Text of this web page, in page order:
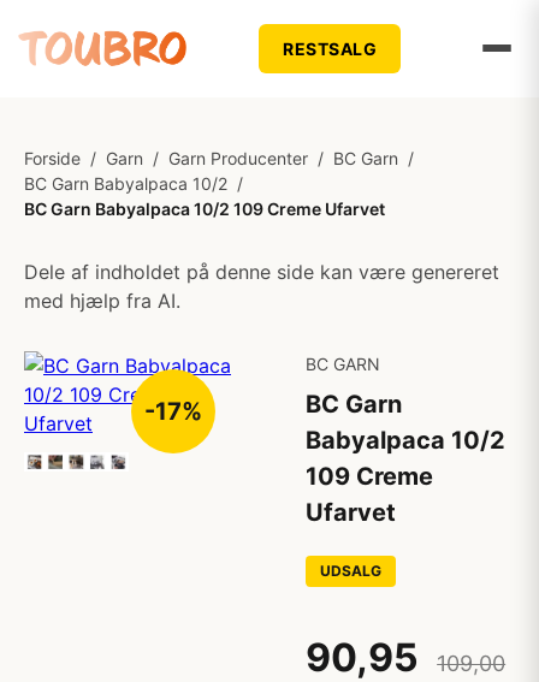
RESTSALG
Forside / Garn / Garn Producenter / BC Garn /
BC Garn Babyalpaca 10/2 /
BC Garn Babyalpaca 10/2 109 Creme Ufarvet
Dele af indholdet på denne side kan være genereret
med hjælp fra AI.
-17%
BC GARN
BC Garn
Babyalpaca 10/2
109 Creme
Ufarvet
UDSALG
90,95
109,00